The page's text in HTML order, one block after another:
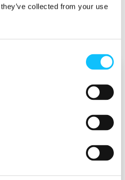
collected from your use
8.10.2024